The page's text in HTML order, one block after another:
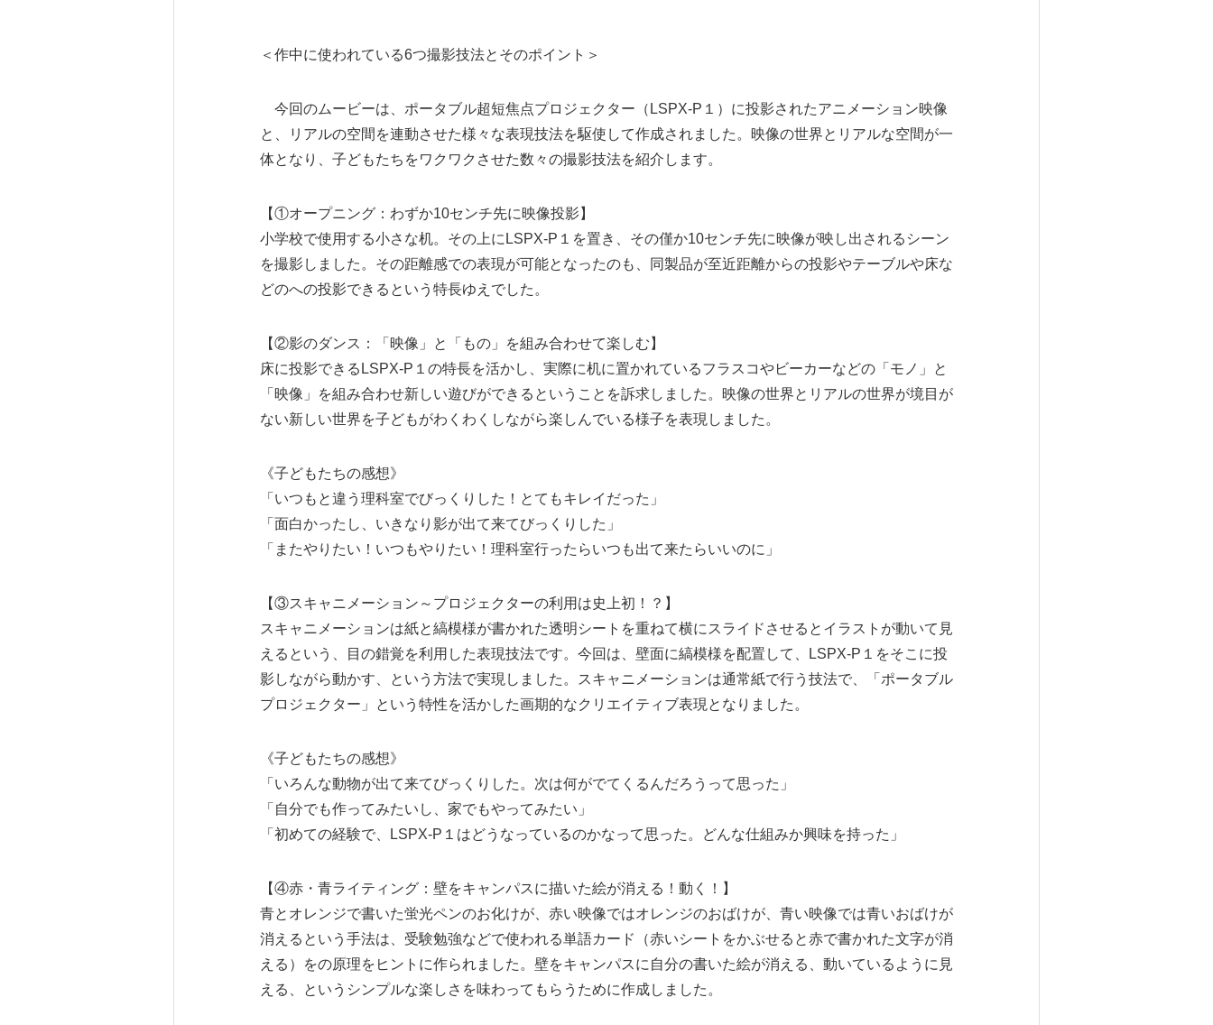
＜作中に使われている6つ撮影技法とそのポイント＞
今回のムービーは、ポータブル超短焦点プロジェクター（LSPX-P１）に投影されたアニメーション映像
と、リアルの空間を連動させた様々な表現技法を駆使して作成されました。映像の世界とリアルな空間が一
体となり、子どもたちをワクワクさせた数々の撮影技法を紹介します。
【①オープニング：わずか10センチ先に映像投影】
小学校で使用する小さな机。その上にLSPX-P１を置き、その僅か10センチ先に映像が映し出されるシーン
を撮影しました。その距離感での表現が可能となったのも、同製品が至近距離からの投影やテーブルや床な
どのへの投影できるという特長ゆえでした。
【②影のダンス：「映像」と「もの」を組み合わせて楽しむ】
床に投影できるLSPX-P１の特長を活かし、実際に机に置かれているフラスコやビーカーなどの「モノ」と
「映像」を組み合わせ新しい遊びができるということを訴求しました。映像の世界とリアルの世界が境目が
ない新しい世界を子どもがわくわくしながら楽しんでいる様子を表現しました。
《子どもたちの感想》
「いつもと違う理科室でびっくりした！とてもキレイだった」
「面白かったし、いきなり影が出て来てびっくりした」
「またやりたい！いつもやりたい！理科室行ったらいつも出て来たらいいのに」
【③スキャニメーション～プロジェクターの利用は史上初！？】
スキャニメーションは紙と縞模様が書かれた透明シートを重ねて横にスライドさせるとイラストが動いて見
えるという、目の錯覚を利用した表現技法です。今回は、壁面に縞模様を配置して、LSPX-P１をそこに投
影しながら動かす、という方法で実現しました。スキャニメーションは通常紙で行う技法で、「ポータブル
プロジェクター」という特性を活かした画期的なクリエイティブ表現となりました。
《子どもたちの感想》
「いろんな動物が出て来てびっくりした。次は何がでてくるんだろうって思った」
「自分でも作ってみたいし、家でもやってみたい」
「初めての経験で、LSPX-P１はどうなっているのかなって思った。どんな仕組みか興味を持った」
【④赤・青ライティング：壁をキャンパスに描いた絵が消える！動く！】
青とオレンジで書いた蛍光ペンのお化けが、赤い映像ではオレンジのおばけが、青い映像では青いおばけが
消えるという手法は、受験勉強などで使われる単語カード（赤いシートをかぶせると赤で書かれた文字が消
える）をの原理をヒントに作られました。壁をキャンパスに自分の書いた絵が消える、動いているように見
える、というシンプルな楽しさを味わってもらうために作成しました。